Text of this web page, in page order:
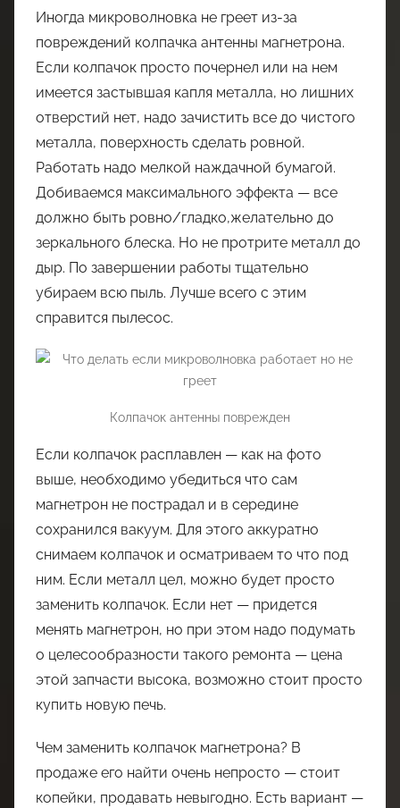
Иногда микроволновка не греет из-за
повреждений колпачка антенны магнетрона.
Если колпачок просто почернел или на нем
имеется застывшая капля металла, но лишних
отверстий нет, надо зачистить все до чистого
металла, поверхность сделать ровной.
Работать надо мелкой наждачной бумагой.
Добиваемся максимального эффекта — все
должно быть ровно/гладко,желательно до
зеркального блеска. Но не протрите металл до
дыр. По завершении работы тщательно
убираем всю пыль. Лучше всего с этим
справится пылесос.
Колпачок антенны поврежден
Если колпачок расплавлен — как на фото
выше, необходимо убедиться что сам
магнетрон не пострадал и в середине
сохранился вакуум. Для этого аккуратно
снимаем колпачок и осматриваем то что под
ним. Если металл цел, можно будет просто
заменить колпачок. Если нет — придется
менять магнетрон, но при этом надо подумать
о целесообразности такого ремонта — цена
этой запчасти высока, возможно стоит просто
купить новую печь.
Чем заменить колпачок магнетрона? В
продаже его найти очень непросто — стоит
копейки, продавать невыгодно. Есть вариант —